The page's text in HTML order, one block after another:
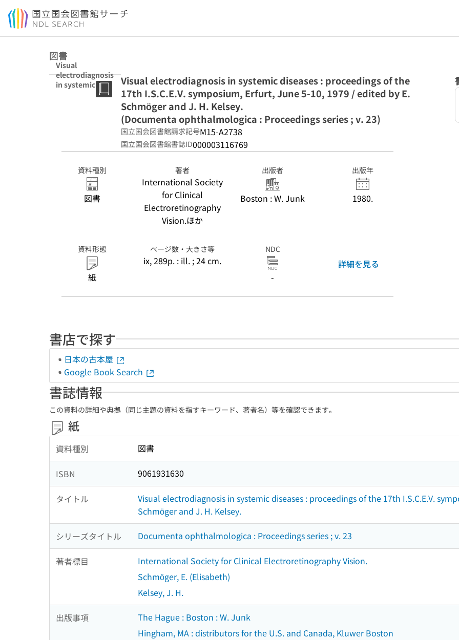
本文へ移動
図書
Visual
electrodiagnosis
in systemic
10, 1979 / edited
and J. H. Kelsey.
(Documenta
ophthalmologic
a : Proceedings
Visual electrodiagnosis in systemic diseases : proceedings of the
17th I.S.C.E.V. symposium, Erfurt, June 5-10, 1979 / edited by E.
Schmöger and J. H. Kelsey.
(Documenta ophthalmologica : Proceedings series ; v. 23)
国立国会図書館請求記号M15-A2738
国立国会図書館書誌ID000003116769
資料種別
図書
著者
International Society
for Clinical
Electroretinography
Vision.ほか
出版者
Boston : W. Junk
出版年
1980.
資料形態
紙
ページ数・大きさ等
ix, 289p. : ill. ; 24 cm.
NDC
-
詳細を見る
書店で探す
日本の古本屋
Google Book Search
書誌情報
この資料の詳細や典拠（同じ主題の資料を指すキーワード、著者名）等を確認できます。
紙
資料種別 図書
ISBN 9061931630
タイトル
Visual electrodiagnosis in systemic diseases : proceedings of the 17th I.S.C.E.V.
Schmöger and J. H. Kelsey.
シリーズタイトル Documenta ophthalmologica : Proceedings series ; v. 23
著者標目
International Society for Clinical Electroretinography Vision.
Schmöger, E. (Elisabeth)
Kelsey, J. H.
出版事項
The Hague : Boston : W. Junk
Hingham, MA : distributors for the U.S. and Canada, Kluwer Boston